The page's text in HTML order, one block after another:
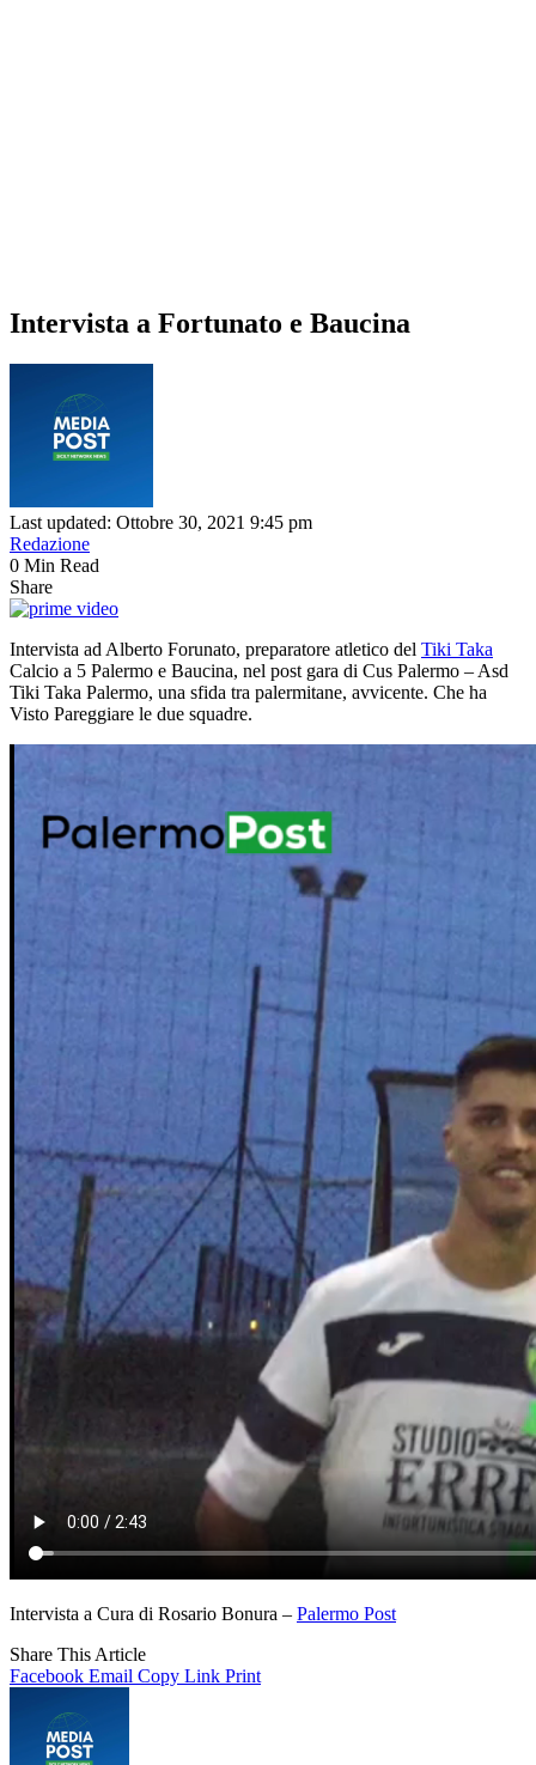
Intervista a Fortunato e Baucina
Last updated: Ottobre 30, 2021 9:45 pm
Redazione
0 Min Read
Share
Intervista ad Alberto Forunato, preparatore atletico del Tiki Taka
Calcio a 5 Palermo e Baucina, nel post gara di Cus Palermo – Asd
Tiki Taka Palermo, una sfida tra palermitane, avvicente. Che ha
Visto Pareggiare le due squadre.
Intervista a Cura di Rosario Bonura – Palermo Post
Share This Article
Facebook Email Copy Link Print